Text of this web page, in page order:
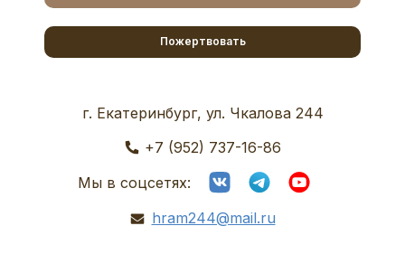
Пожертвовать
г. Екатеринбург, ул. Чкалова 244
+7 (952) 737-16-86
Мы в соцсетях:
hram244@mail.ru